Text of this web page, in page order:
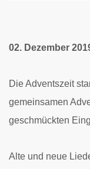
02. Dezember
Die Adventszeit
gemeinsamen
geschmückten
Alte und neue